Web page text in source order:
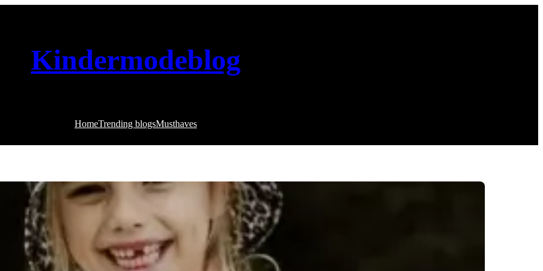
Kindermodeblog
HomeTrending blogsMusthaves